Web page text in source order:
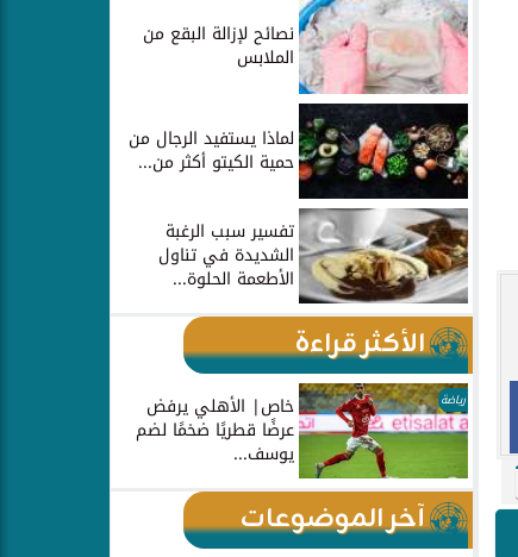
نصائح لإزالة البقع من
الملابس
لماذا يستفيد الرجال من
حمية الكيتو أكثر من...
تفسير سبب الرغبة
الشديدة في تناول
الأطعمة الحلوة...
الأكثر قراءة
رياضة خاص| الأهلي يرفض
عرضًا قطريًا ضخمًا لضم
يوسف...
آخر الموضوعات